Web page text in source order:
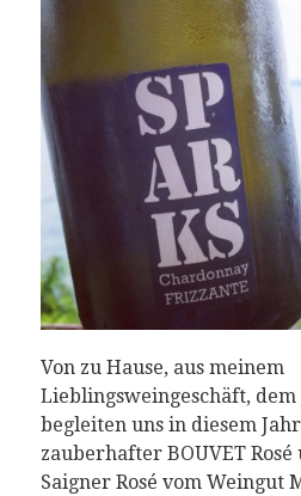
Von zu Hause, aus meinem
Lieblingsweingeschäft,
begleiten uns in diesem
zauberhafter BOUVET
Saigner Rosé vom Weingut